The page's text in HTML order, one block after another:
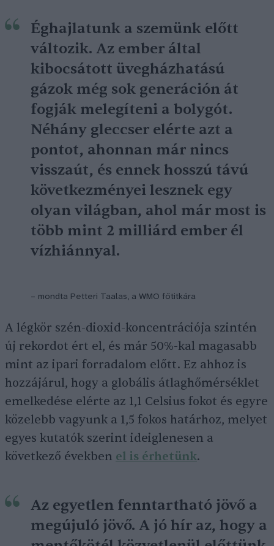
Éghajlatunk a szemünk előtt
változik. Az ember által
kibocsátott üvegházhatású
gázok még sok generáción át
fogják melegíteni a bolygót.
Néhány gleccser elérte azt a
pontot, ahonnan már nincs
visszaút, és ennek hosszú távú
következményei lesznek egy
olyan világban, ahol már most is
több mint 2 milliárd ember él
vízhiánnyal.
– mondta Petteri Taalas, a WMO főtitkára
A légkör szén-dioxid-koncentrációja szintén
új rekordot ért el, és már 50%-kal magasabb
mint az ipari forradalom előtt. Ez ahhoz is
hozzájárul, hogy a globális átlaghőmérséklet
emelkedése elérte az 1,1 Celsius fokot és egyre
közelebb vagyunk a 1,5 fokos határhoz, melyet
egyes kutatók szerint ideiglenesen a
következő években el is érhetünk.
Az egyetlen fenntartható jövő a
megújuló jövő. A jó hír az, hogy a